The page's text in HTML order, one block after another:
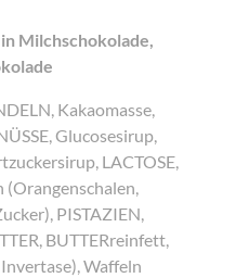
Milchschokolade,
Kakaomasse,
Glucosesirup,
LACTOSE,
(Orangenschalen,
PISTAZIEN,
BUTTERreinfett,
Waffeln